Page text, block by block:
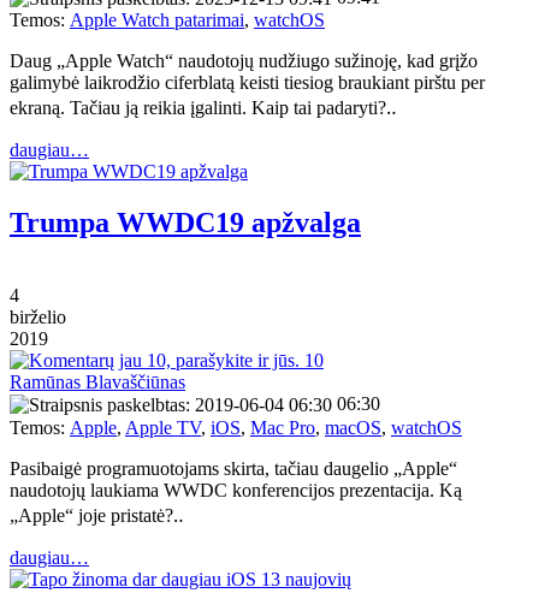
Temos: Apple Watch patarimai, watchOS
Daug „Apple Watch“ naudotojų nudžiugo sužinoję, kad grįžo
galimybė laikrodžio ciferblatą keisti tiesiog braukiant pirštu per
ekraną. Tačiau ją reikia įgalinti. Kaip tai padaryti?‥
daugiau…
Trumpa WWDC19 apžvalga
4
birželio
2019
10
Ramūnas Blavaščiūnas
06:30
Temos: Apple, Apple TV, iOS, Mac Pro, macOS, watchOS
Pasibaigė programuotojams skirta, tačiau daugelio „Apple“
naudotojų laukiama WWDC konferencijos prezentacija. Ką
„Apple“ joje pristatė?‥
daugiau…